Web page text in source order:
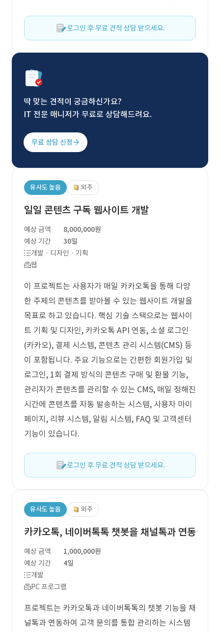
로그인 후 무료 견적 상담 받으세요.
딱 맞는 견적이 궁금하신가요?
IT 전문 매니저가 무료로 상담해드려요.
무료 상담 신청
유사도 높음 외주
일일 콘텐츠 구독 웹사이트 개발
예상 금액
8,000,000원
예상 기간
30일
개발 · 디자인 · 기획
웹
이 프로젝트는 사용자가 매일 카카오톡을 통해 다양
한 주제의 콘텐츠를 받아볼 수 있는 웹사이트 개발을
목표로 하고 있습니다. 핵심 기술 스택으로는 웹사이
트 기획 및 디자인, 카카오톡 API 연동, 소셜 로그인
(카카오), 결제 시스템, 콘텐츠 관리 시스템(CMS) 등
이 포함됩니다. 주요 기능으로는 간편한 회원가입 및
로그인, 1회 결제 방식의 콘텐츠 구매 및 환불 기능,
관리자가 콘텐츠를 관리할 수 있는 CMS, 매일 정해진
시간에 콘텐츠를 자동 발송하는 시스템, 사용자 마이
페이지, 리뷰 시스템, 알림 시스템, FAQ 및 고객센터
기능이 있습니다.
로그인 후 무료 견적 상담 받으세요.
유사도 높음 외주
카카오톡, 네이버톡톡 챗봇을 채널톡과 연동
예상 금액
1,000,000원
예상 기간
4일
개발
PC 프로그램
프로젝트는 카카오톡과 네이버톡톡의 챗봇 기능을 채
널톡과 연동하여 고객 문의를 통합 관리하는 시스템